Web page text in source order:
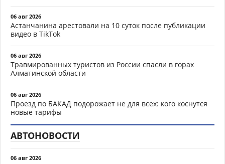
06 авг 2026
Астанчанина арестовали на 10 суток после публикации
видео в TikTok
06 авг 2026
Травмированных туристов из России спасли в горах
Алматинской области
06 авг 2026
Проезд по БАКАД подорожает не для всех: кого коснутся
новые тарифы
АВТОНОВОСТИ
06 авг 2026